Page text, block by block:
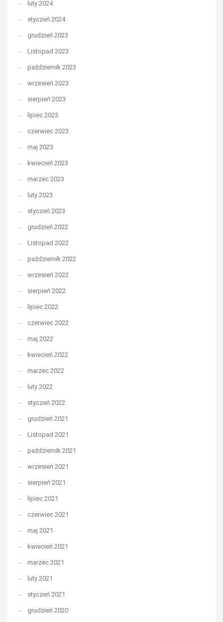
luty 2024
styczeń 2024
grudzień 2023
Listopad 2023
październik 2023
wrzesień 2023
sierpień 2023
lipiec 2023
czerwiec 2023
maj 2023
kwiecień 2023
marzec 2023
luty 2023
styczeń 2023
grudzień 2022
Listopad 2022
październik 2022
wrzesień 2022
sierpień 2022
lipiec 2022
czerwiec 2022
maj 2022
kwiecień 2022
marzec 2022
luty 2022
styczeń 2022
grudzień 2021
Listopad 2021
październik 2021
wrzesień 2021
sierpień 2021
lipiec 2021
czerwiec 2021
maj 2021
kwiecień 2021
marzec 2021
luty 2021
styczeń 2021
grudzień 2020